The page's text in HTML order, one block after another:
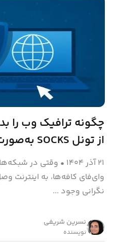
از تونل SOCKS به‌صورت امن هدایت کنیم؟
۲۱ آذر ۱۴۰۴ • وقتی در
وای‌فای کافه‌ها، به اینترنت
نگرانی وجود ...
نسرین شریفی
نویسنده